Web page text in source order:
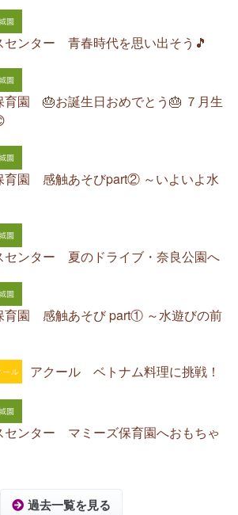
センター 青春時代を思い出そう🎵
育園 🎂お誕生日おめでとう🎂 ７月生
育園 感触あそびpart② ～いよいよ水
センター 夏のドライブ・奈良公園へ
育園 感触あそび part① ～水遊びの前
アクール ベトナム料理に挑戦！
センター マミーズ保育園へおもちゃ
過去一覧を見る